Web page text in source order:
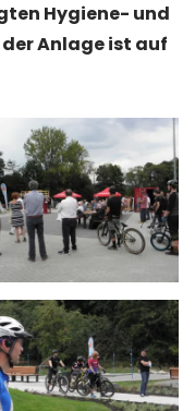
Hygiene- und
Anlage ist auf